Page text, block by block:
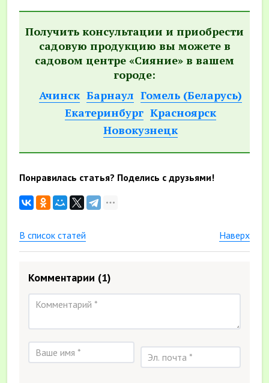
Получить консультации и приобрести
садовую продукцию вы можете в
садовом центре «Сияние» в вашем
городе:
Ачинск Барнаул Гомель (Беларусь)
Екатеринбург Красноярск
Новокузнецк
Понравилась статья? Поделись с друзьями!
В список статей Наверх
Комментарии (1)